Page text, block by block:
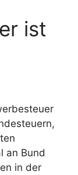
ist
an Bund
in der